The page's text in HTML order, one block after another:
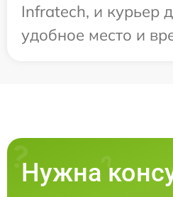
Infratech, и курьер
удобное место и
Нужна